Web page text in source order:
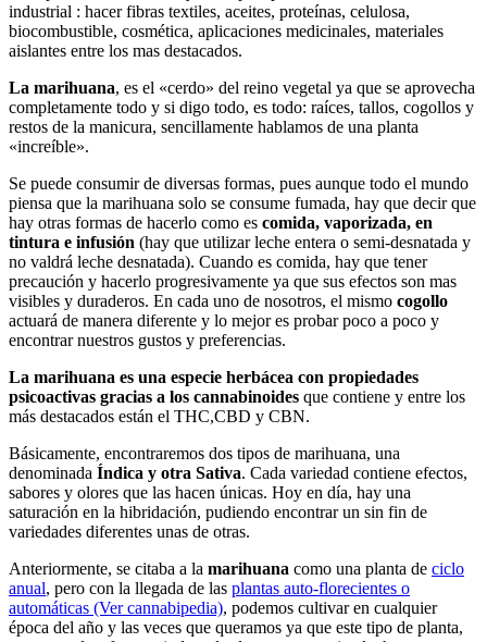
industrial : hacer fibras textiles, aceites, proteínas, celulosa,
biocombustible, cosmética, aplicaciones medicinales, materiales
aislantes entre los mas destacados.
La marihuana, es el «cerdo» del reino vegetal ya que se aprovecha
completamente todo y si digo todo, es todo: raíces, tallos, cogollos y
restos de la manicura, sencillamente hablamos de una planta
«increíble».
Se puede consumir de diversas formas, pues aunque todo el mundo
piensa que la marihuana solo se consume fumada, hay que decir que
hay otras formas de hacerlo como es comida, vaporizada, en
tintura e infusión (hay que utilizar leche entera o semi-desnatada y
no valdrá leche desnatada). Cuando es comida, hay que tener
precaución y hacerlo progresivamente ya que sus efectos son mas
visibles y duraderos. En cada uno de nosotros, el mismo cogollo
actuará de manera diferente y lo mejor es probar poco a poco y
encontrar nuestros gustos y preferencias.
La marihuana es una especie herbácea con propiedades
psicoactivas gracias a los cannabinoides que contiene y entre los
más destacados están el THC,CBD y CBN.
Básicamente, encontraremos dos tipos de marihuana, una
denominada Índica y otra Sativa. Cada variedad contiene efectos,
sabores y olores que las hacen únicas. Hoy en día, hay una
saturación en la hibridación, pudiendo encontrar un sin fin de
variedades diferentes unas de otras.
Anteriormente, se citaba a la marihuana como una planta de ciclo
anual, pero con la llegada de las plantas auto-florecientes o
automáticas (Ver cannabipedia), podemos cultivar en cualquier
época del año y las veces que queramos ya que este tipo de planta,